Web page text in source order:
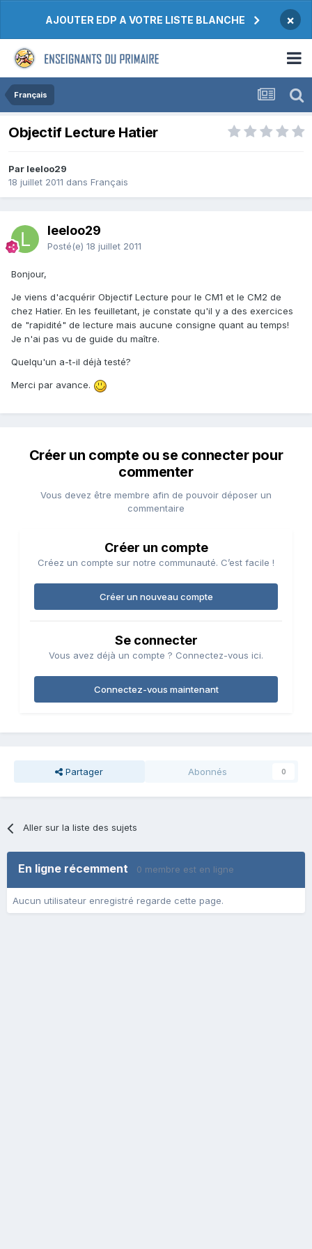
AJOUTER EDP A VOTRE LISTE BLANCHE ×
Français
Objectif Lecture Hatier
Par leeloo29
18 juillet 2011 dans Français
leeloo29
Posté(e) 18 juillet 2011
Bonjour,
Je viens d'acquérir Objectif Lecture pour le CM1 et le CM2 de
chez Hatier. En les feuilletant, je constate qu'il y a des exercices
de "rapidité" de lecture mais aucune consigne quant au temps!
Je n'ai pas vu de guide du maître.
Quelqu'un a-t-il déjà testé?
Merci par avance.
Créer un compte ou se connecter pour
commenter
Vous devez être membre afin de pouvoir déposer un
commentaire
Créer un compte
Créez un compte sur notre communauté. C’est facile !
Créer un nouveau compte
Se connecter
Vous avez déjà un compte ? Connectez-vous ici.
Connectez-vous maintenant
Partager Abonnés 0
Aller sur la liste des sujets
En ligne récemment 0 membre est en ligne
Aucun utilisateur enregistré regarde cette page.